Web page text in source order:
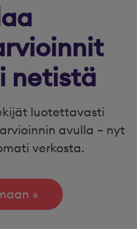
netistä
luotettavasti
avulla – nyt
verkosta.